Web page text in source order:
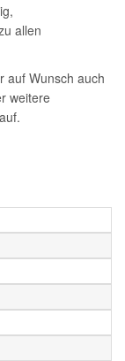
allen
auf Wunsch auch
weitere